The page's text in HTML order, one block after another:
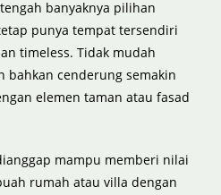
banyaknya pilihan
punya tempat tersendiri
timeless. Tidak mudah
bahkan cenderung semakin
elemen taman atau fasad
mampu memberi nilai
rumah atau villa dengan